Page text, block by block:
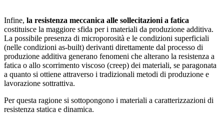
Infine, la resistenza meccanica alle sollecitazioni a fatica
costituisce la maggiore sfida per i materiali da produzione additiva.
La possibile presenza di microporosità e le condizioni superficiali
(nelle condizioni as-built) derivanti direttamente dal processo di
produzione additiva generano fenomeni che alterano la resistenza a
fatica o allo scorrimento viscoso (creep) dei materiali, se paragonata
a quanto si ottiene attraverso i tradizionali metodi di produzione e
lavorazione sottrattiva.
Per questa ragione si sottopongono i materiali a caratterizzazioni di
resistenza statica e dinamica.